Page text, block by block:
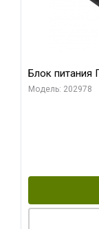
Блок питания
Модель: 202978